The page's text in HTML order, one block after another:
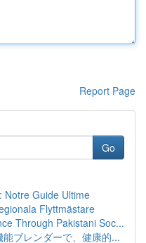
Report Page
Go
Notre Guide Ultime
Flyttmästare
Through Pakistani Soc...
ブレンダーで、健康的...